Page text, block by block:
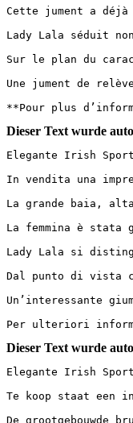
Cette jument a
Lady Lala séduit
Sur le plan du
Une jument de
**Pour plus
Dieser Text wurde
Elegante Irish
In vendita una
La grande baia,
La femmina è
Lady Lala si
Dal punto di vista
Un’interessante
Per ulteriori
Dieser Text wurde
Elegante Irish
Te koop staat een
De grootgebouwde